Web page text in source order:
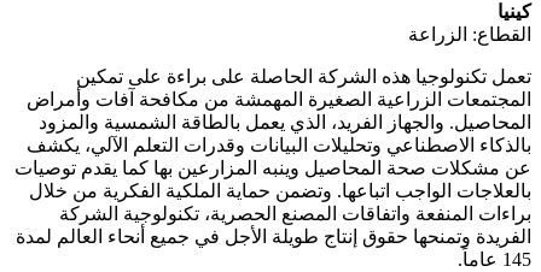
كينيا
القطاع: الزراعة
تعمل تكنولوجيا هذه الشركة الحاصلة على براءة على تمكين
المجتمعات الزراعية الصغيرة المهمشة من مكافحة آفات وأمراض
المحاصيل. والجهاز الفريد، الذي يعمل بالطاقة الشمسية والمزود
بالذكاء الاصطناعي وتحليلات البيانات وقدرات التعلم الآلي، يكشف
عن مشكلات صحة المحاصيل وينبه المزارعين بها كما يقدم توصيات
بالعلاجات الواجب اتباعها. وتضمن حماية الملكية الفكرية من خلال
براءات المنفعة واتفاقات المصنع الحصرية، تكنولوجية الشركة
الفريدة وتمنحها حقوق إنتاج طويلة الأجل في جميع أنحاء العالم لمدة
145 عاماً.